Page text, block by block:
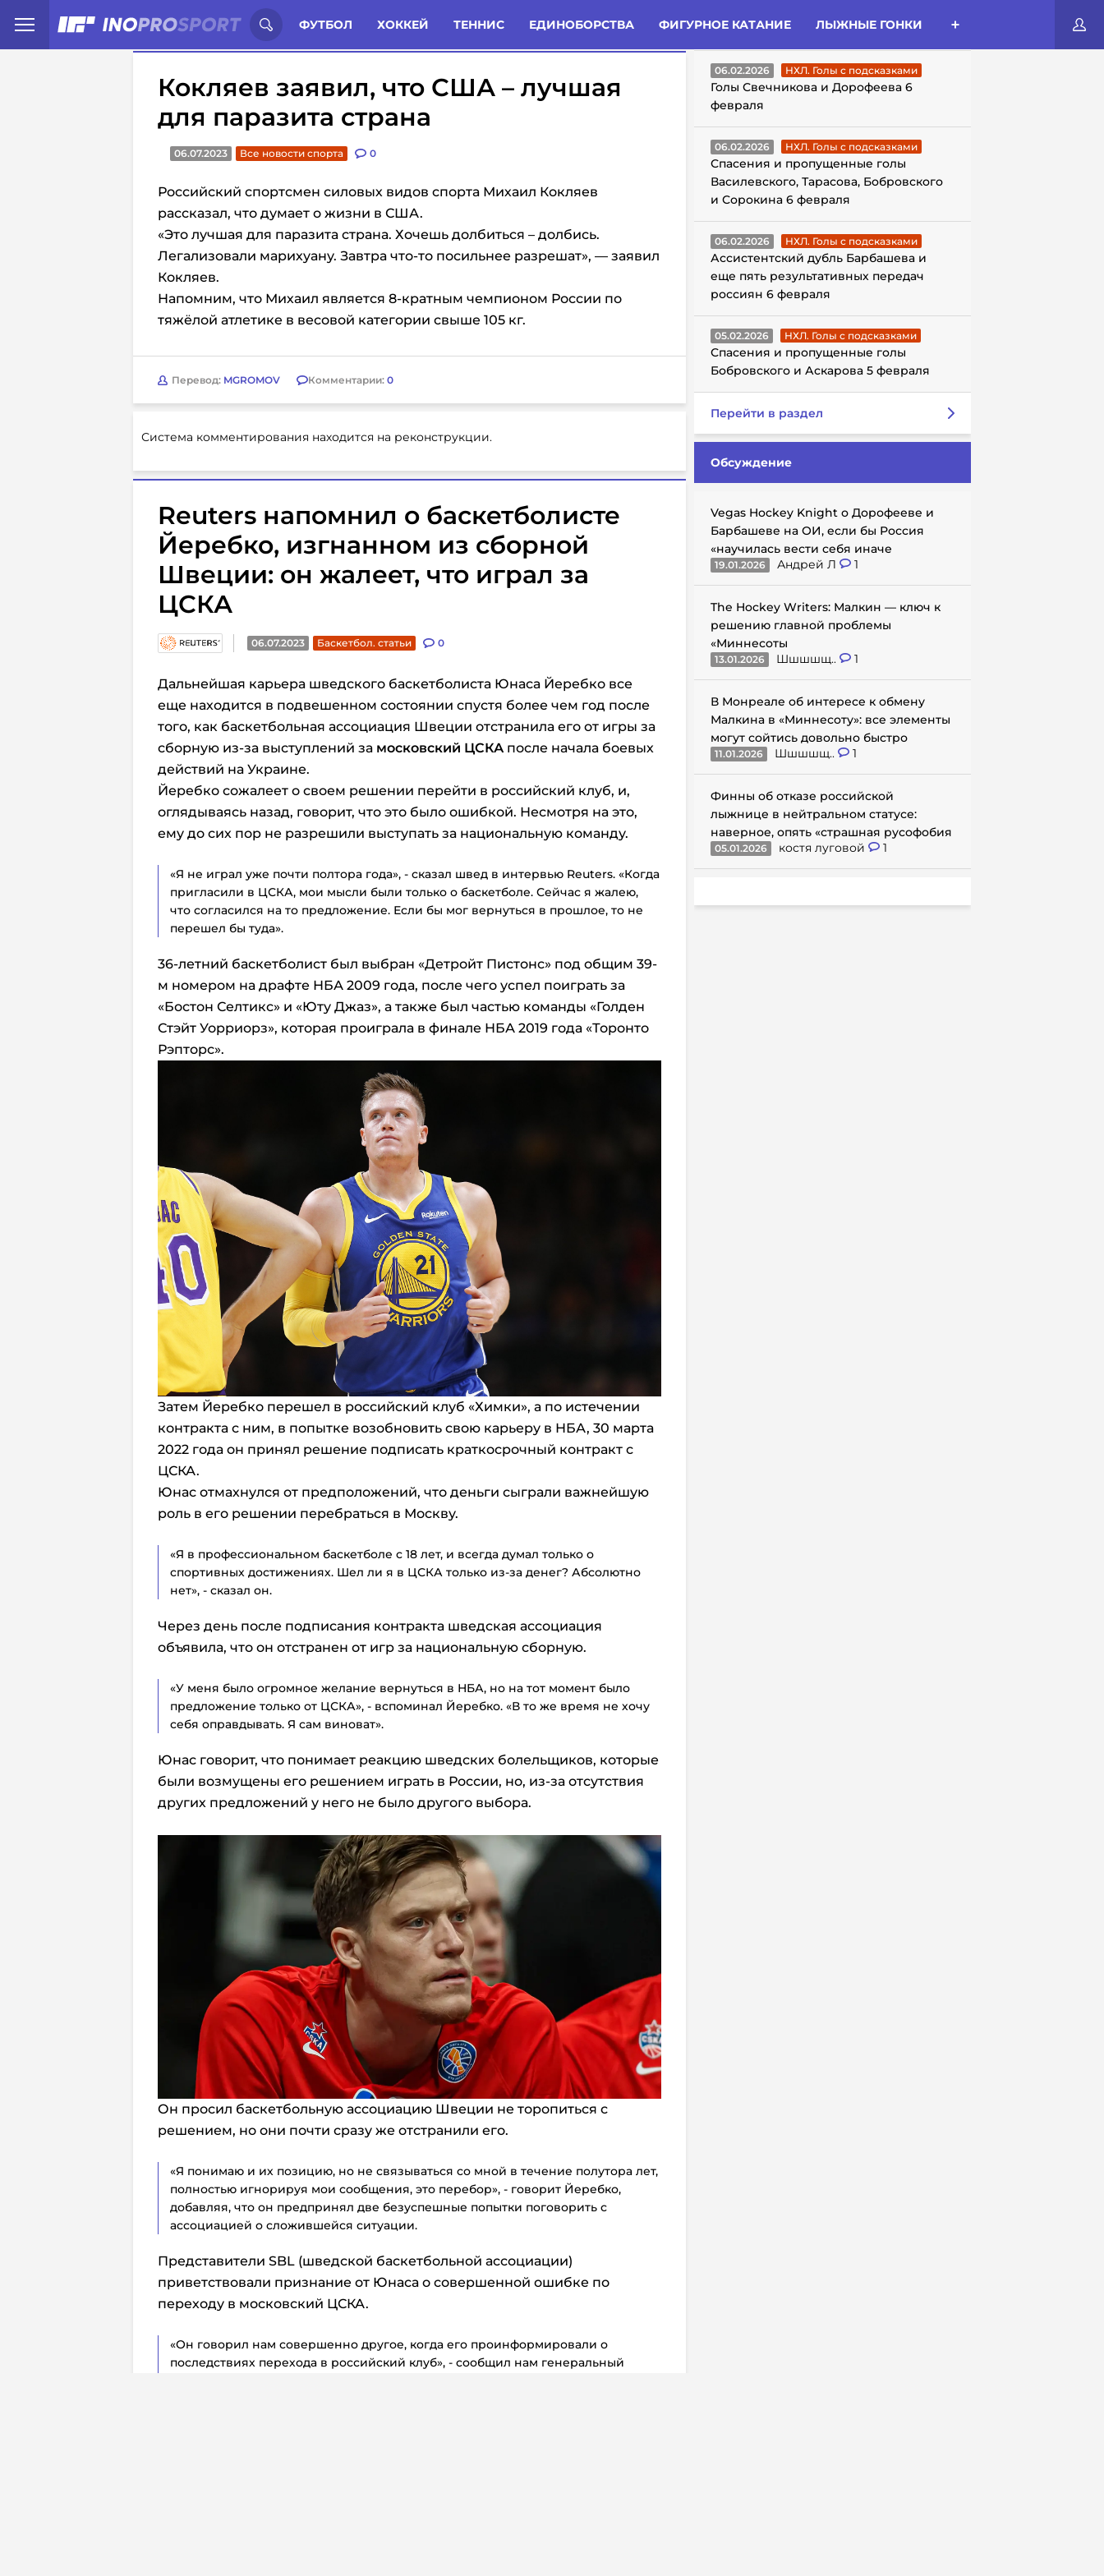
ФУТБОЛ ХОККЕЙ ТЕННИС ЕДИНОБОРСТВА ФИГУРНОЕ КАТАНИЕ ЛЫЖНЫЕ ГОНКИ
Иностранцы о спорте России: Статьи Комменты Новости
Кокляев заявил, что США – лучшая
для паразита страна
06.07.2023 Все новости спорта 0
Российский спортсмен силовых видов спорта Михаил Кокляев
рассказал, что думает о жизни в США.
«Это лучшая для паразита страна. Хочешь долбиться – долбись.
Легализовали марихуану. Завтра что-то посильнее разрешат», — заявил
Кокляев.
Напомним, что Михаил является 8-кратным чемпионом России по
тяжёлой атлетике в весовой категории свыше 105 кг.
Перевод: MGROMOV Комментарии: 0
Система комментирования находится на реконструкции.
Reuters напомнил о баскетболисте
Йеребко, изгнанном из сборной
Швеции: он жалеет, что играл за
ЦСКА
06.07.2023 Баскетбол. статьи 0
Дальнейшая карьера шведского баскетболиста Юнаса Йеребко все
еще находится в подвешенном состоянии спустя более чем год после
того, как баскетбольная ассоциация Швеции отстранила его от игры за
сборную из-за выступлений за московский ЦСКА после начала боевых
действий на Украине.
Йеребко сожалеет о своем решении перейти в российский клуб, и,
оглядываясь назад, говорит, что это было ошибкой. Несмотря на это,
ему до сих пор не разрешили выступать за национальную команду.
«Я не играл уже почти полтора года», - сказал швед в интервью Reuters. «Когда
пригласили в ЦСКА, мои мысли были только о баскетболе. Сейчас я жалею,
что согласился на то предложение. Если бы мог вернуться в прошлое, то не
перешел бы туда».
36-летний баскетболист был выбран «Детройт Пистонс» под общим 39-
м номером на драфте НБА 2009 года, после чего успел поиграть за
«Бостон Селтикс» и «Юту Джаз», а также был частью команды «Голден
Стэйт Уорриорз», которая проиграла в финале НБА 2019 года «Торонто
Рэпторс».
Затем Йеребко перешел в российский клуб «Химки», а по истечении
контракта с ним, в попытке возобновить свою карьеру в НБА, 30 марта
2022 года он принял решение подписать краткосрочный контракт с
ЦСКА.
Юнас отмахнулся от предположений, что деньги сыграли важнейшую
роль в его решении перебраться в Москву.
«Я в профессиональном баскетболе с 18 лет, и всегда думал только о
спортивных достижениях. Шел ли я в ЦСКА только из-за денег? Абсолютно
нет», - сказал он.
Через день после подписания контракта шведская ассоциация
объявила, что он отстранен от игр за национальную сборную.
«У меня было огромное желание вернуться в НБА, но на тот момент было
предложение только от ЦСКА», - вспоминал Йеребко. «В то же время не хочу
себя оправдывать. Я сам виноват».
Юнас говорит, что понимает реакцию шведских болельщиков, которые
были возмущены его решением играть в России, но, из-за отсутствия
других предложений у него не было другого выбора.
Он просил баскетбольную ассоциацию Швеции не торопиться с
решением, но они почти сразу же отстранили его.
«Я понимаю и их позицию, но не связываться со мной в течение полутора лет,
полностью игнорируя мои сообщения, это перебор», - говорит Йеребко,
добавляя, что он предпринял две безуспешные попытки поговорить с
ассоциацией о сложившейся ситуации.
Представители SBL (шведской баскетбольной ассоциации)
приветствовали признание от Юнаса о совершенной ошибке по
переходу в московский ЦСКА.
«Он говорил нам совершенно другое, когда его проинформировали о
последствиях перехода в российский клуб», - сообщил нам генеральный
ГОЛЫ С ПОДСКАЗКАМИ
06.02.2026 НХЛ. Голы с подсказками
Голы Свечникова и Дорофеева 6
февраля
06.02.2026 НХЛ. Голы с подсказками
Спасения и пропущенные голы
Василевского, Тарасова, Бобровского
и Сорокина 6 февраля
06.02.2026 НХЛ. Голы с подсказками
Ассистентский дубль Барбашева и
еще пять результативных передач
россиян 6 февраля
05.02.2026 НХЛ. Голы с подсказками
Спасения и пропущенные голы
Бобровского и Аскарова 5 февраля
Перейти в раздел
Обсуждение
Vegas Hockey Knight о Дорофееве и
Барбашеве на ОИ, если бы Россия
«научилась вести себя иначе
19.01.2026 Андрей Л 1
The Hockey Writers: Малкин — ключ к
решению главной проблемы
«Миннесоты
13.01.2026 Шшшшщ.. 1
В Монреале об интересе к обмену
Малкина в «Миннесоту»: все элементы
могут сойтись довольно быстро
11.01.2026 Шшшшщ.. 1
Финны об отказе российской
лыжнице в нейтральном статусе:
наверное, опять «страшная русофобия
05.01.2026 костя луговой 1